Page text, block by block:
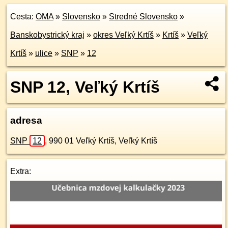
Cesta: OMA» Slovensko » Stredné Slovensko »
Banskobystrický kraj » okres Veľký Krtíš » Krtíš » Veľký
Krtíš » ulice » SNP » 12
SNP 12, Veľký Krtíš
adresa
SNP 12 , 990 01 Veľký Krtíš, Veľký Krtíš
Extra: